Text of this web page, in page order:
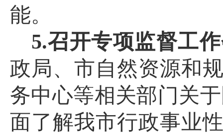
能。
5.召开专项监督工
政局、市自然资源和
务中心等相关部门关
面了解我市行政事业